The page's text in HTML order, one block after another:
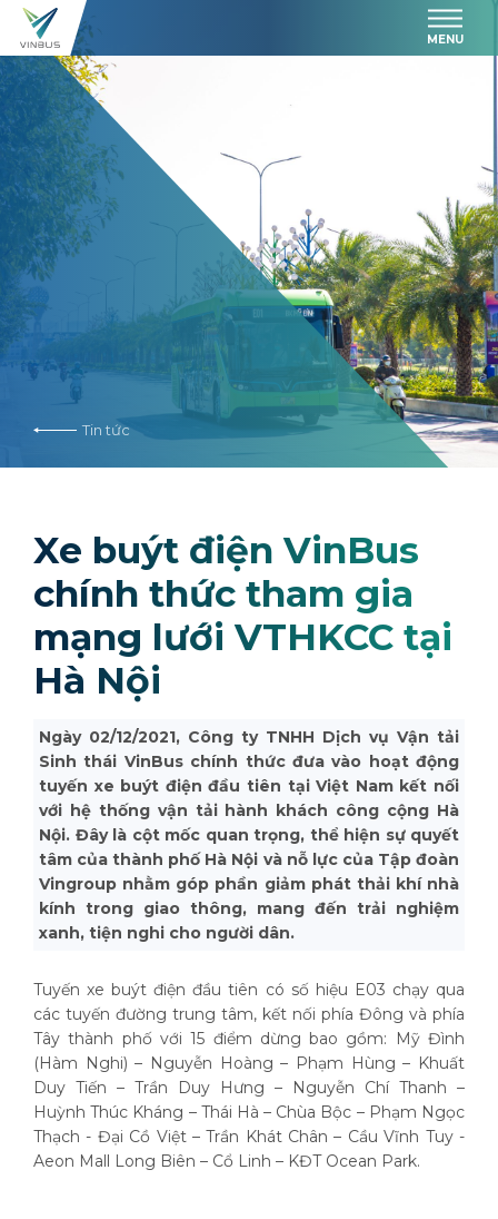
MENU
Tin tức
Xe buýt điện VinBus
chính thức tham gia
mạng lưới VTHKCC tại
Hà Nội
Ngày 02/12/2021, Công ty TNHH Dịch vụ Vận tải
Sinh thái VinBus chính thức đưa vào hoạt động
tuyến xe buýt điện đầu tiên tại Việt Nam kết nối
với hệ thống vận tải hành khách công cộng Hà
Nội. Đây là cột mốc quan trọng, thể hiện sự quyết
tâm của thành phố Hà Nội và nỗ lực của Tập đoàn
Vingroup nhằm góp phần giảm phát thải khí nhà
kính trong giao thông, mang đến trải nghiệm
xanh, tiện nghi cho người dân.
Tuyến xe buýt điện đầu tiên có số hiệu E03 chạy qua
các tuyến đường trung tâm, kết nối phía Đông và phía
Tây thành phố với 15 điểm dừng bao gồm: Mỹ Đình
(Hàm Nghi) – Nguyễn Hoàng – Phạm Hùng – Khuất
Duy Tiến – Trần Duy Hưng – Nguyễn Chí Thanh –
Huỳnh Thúc Kháng – Thái Hà – Chùa Bộc – Phạm Ngọc
Thạch - Đại Cồ Việt – Trần Khát Chân – Cầu Vĩnh Tuy -
Aeon Mall Long Biên – Cổ Linh – KĐT Ocean Park.